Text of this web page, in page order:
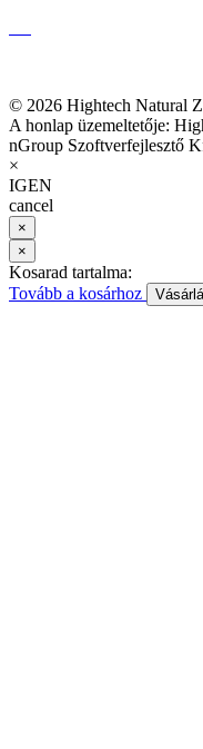
© 2026 Hightech Natural
A honlap üzemeltetője:
nGroup Szoftverfejlesztő
×
IGEN
cancel
×
×
Kosarad tartalma:
Tovább a kosárhoz